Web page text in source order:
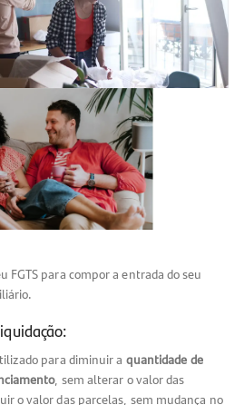
FGTS para compor a entrada do seu
para diminuir a quantidade de
, sem alterar o valor das
o valor das parcelas, sem mudança no